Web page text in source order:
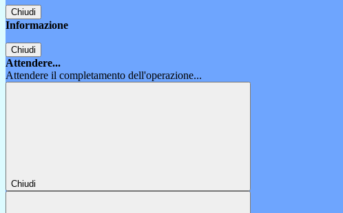
Chiudi
Informazione
Chiudi
Attendere...
Attendere il completamento dell'operazione...
Chiudi